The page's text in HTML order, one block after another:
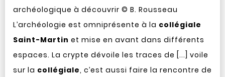
archéologique à découvrir © B. Rousseau
L’archéologie est omniprésente à la collégiale
Saint-Martin et mise en avant dans différents
espaces. La crypte dévoile les traces de [...] voile
sur la collégiale, c’est aussi faire la rencontre de